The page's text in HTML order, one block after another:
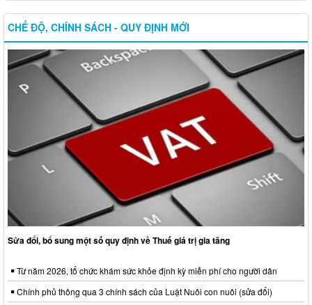
CHẾ ĐỘ, CHÍNH SÁCH - QUY ĐỊNH MỚI
Sửa đổi, bổ sung một số quy định về Thuế giá trị gia tăng
Từ năm 2026, tổ chức khám sức khỏe định kỳ miễn phí cho người dân
Chính phủ thông qua 3 chính sách của Luật Nuôi con nuôi (sửa đổi)